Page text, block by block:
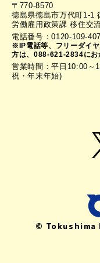
〒770-8570
徳島県徳島市万代町1-1
労働雇用政策課 移住交
電話番号：0120-109-407
※IP電話等、フリーダイ
方は、088-621-2834にお
営業時間：平日10:00～
祝・年末年始)
©